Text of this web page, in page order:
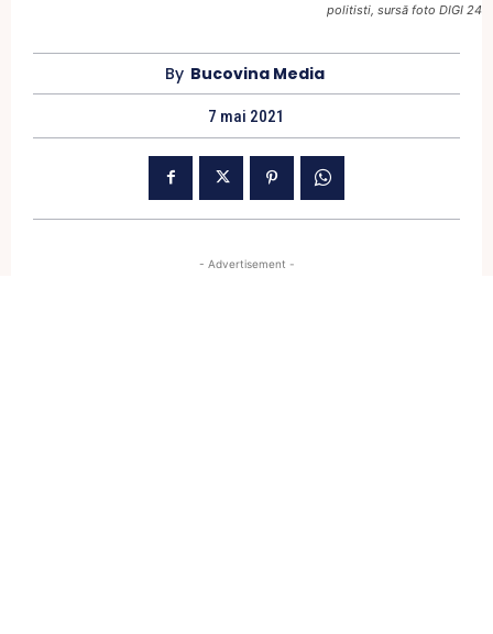
politisti, sursă foto DIGI 24
By Bucovina Media
7 mai 2021
- Advertisement -